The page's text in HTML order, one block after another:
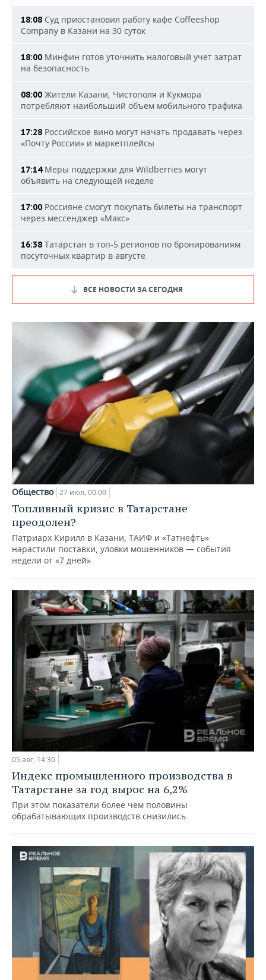
18:08 Суд приостановил работу кафе Coffeeshop
Company в Казани на 30 суток
18:00 Минфин готов уточнить налоговый учет затрат
на безопасность
08:00 Жители Казани, Чистополя и Кукмора
потребляют наибольший объем мобильного трафика
17:28 Российское вино могут начать продавать через
«Почту России» и маркетплейсы
17:14Меры поддержки для Wildberries могут
объявить на следующей неделе
17:00 Россияне смогут покупать билеты на транспорт
через мессенджер «Макс»
16:38 Татарстан в топ-5 регионов по бронированиям
посуточных квартир в августе
ВСЕ НОВОСТИ ЗА СЕГОДНЯ
Общество 27 июл, 00:00
Топливный кризис в Татарстане
преодолен?
Патриарх Кирилл в Казани, ТАИФ и «Татнефть»
нарастили поставки, уловки мошенников — события
недели от «7 дней»
05 авг, 14:30
Индекс промышленного производства в
Татарстане за год вырос на 6,2%
При этом показатели более чем половины
обрабатывающих производств снизились